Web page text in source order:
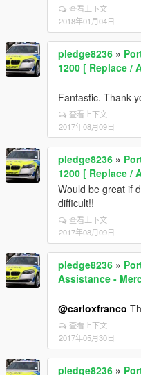
查看上下文
2018年01月04日
pledge8236 »
1200 [ Replace /
Fantastic. Thank
查看上下文
2017年08月09日
pledge8236 »
1200 [ Replace /
Would be great if
difficult!!
查看上下文
2017年08月09日
pledge8236 »
Assistance -
@carloxfranco
查看上下文
2017年05月30日
pledge8236 »